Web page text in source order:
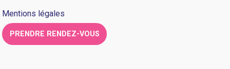
Mentions légales
PRENDRE RENDEZ-VOUS